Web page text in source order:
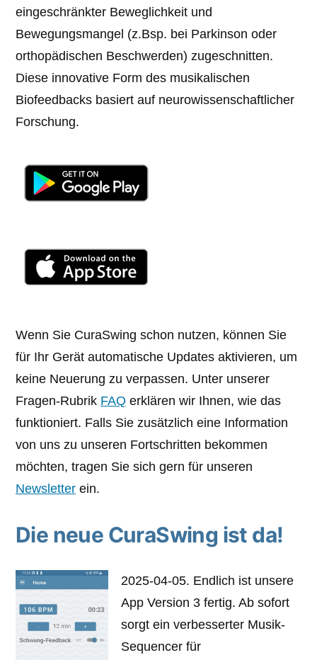
eingeschränkter Beweglichkeit und
Bewegungsmangel (z.Bsp. bei Parkinson oder
orthopädischen Beschwerden) zugeschnitten.
Diese innovative Form des musikalischen
Biofeedbacks basiert auf neurowissenschaftlicher
Forschung.
Wenn Sie CuraSwing schon nutzen, können Sie
für Ihr Gerät automatische Updates aktivieren, um
keine Neuerung zu verpassen. Unter unserer
Fragen-Rubrik FAQ erklären wir Ihnen, wie das
funktioniert. Falls Sie zusätzlich eine Information
von uns zu unseren Fortschritten bekommen
möchten, tragen Sie sich gern für unseren
Newsletter ein.
Die neue CuraSwing ist da!
2025-04-05. Endlich ist unsere
App Version 3 fertig. Ab sofort
sorgt ein verbesserter Musik-
Sequencer für